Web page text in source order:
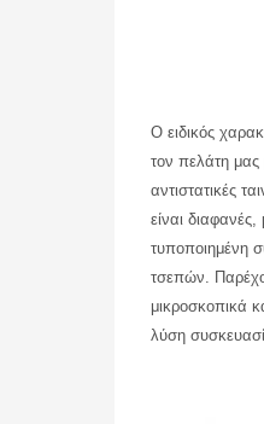
Ο ειδικός
τον πελάτη μας
αντιστατικές
είναι
τυποποιημένη
τσεπών.
μικροσκοπικά
λύση